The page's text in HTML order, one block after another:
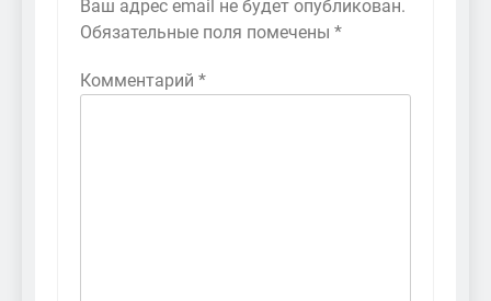
Ваш адрес email не будет опубликован.
Обязательные поля помечены *
Комментарий *